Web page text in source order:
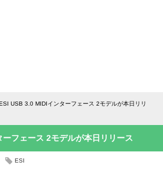
USB 3.0 MIDIインターフェース 2モデルが本日リリ
フェース 2モデルが本日リリース
ESI